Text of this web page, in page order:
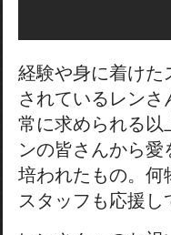
経験や身に着けた
されているレンさ
常に求められる以
ンの皆さんから愛
培われたもの。何
スタッフも応援し